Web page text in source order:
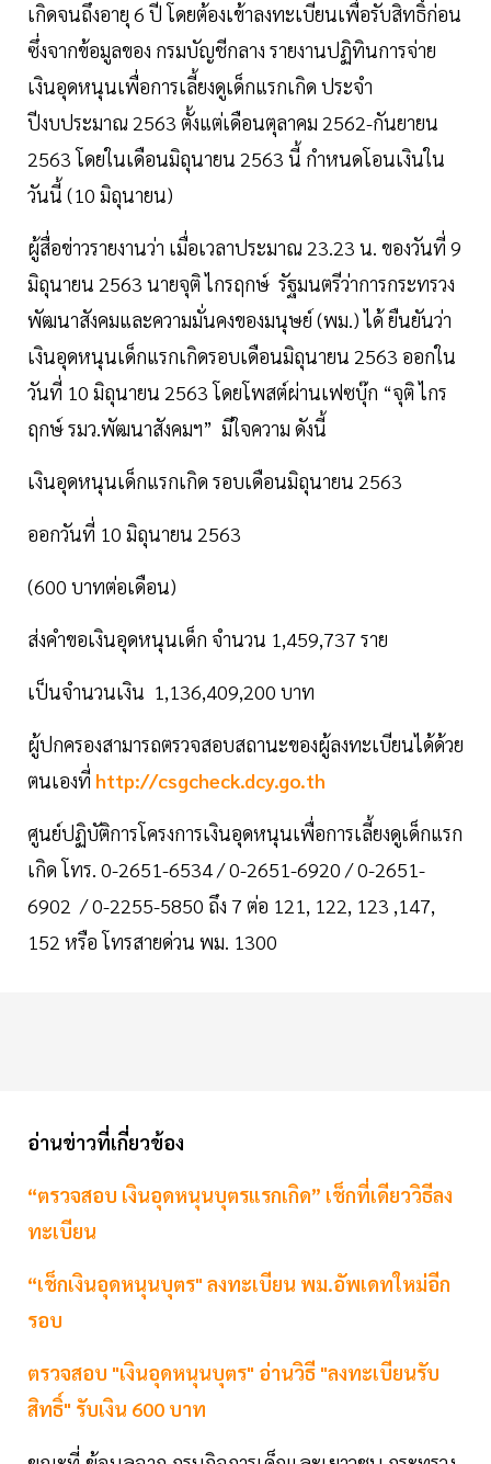
เกิดจนถึงอายุ 6 ปี โดยต้องเข้าลงทะเบียนเพื่อรับสิทธิ์ก่อน
ซึ่งจากข้อมูลของ กรมบัญชีกลาง รายงานปฏิทินการจ่าย
เงินอุดหนุนเพื่อการเลี้ยงดูเด็กแรกเกิด ประจำ
ปีงบประมาณ 2563 ตั้งแต่เดือนตุลาคม 2562-กันยายน
2563 โดยในเดือนมิถุนายน 2563 นี้ กำหนดโอนเงินใน
วันนี้ (10 มิถุนายน)
ผู้สื่อข่าวรายงานว่า เมื่อเวลาประมาณ 23.23 น. ของวันที่ 9
มิถุนายน 2563 นายจุติ ไกรฤกษ์ รัฐมนตรีว่าการกระทรวง
พัฒนาสังคมและความมั่นคงของมนุษย์ (พม.) ได้ ยืนยันว่า
เงินอุดหนุนเด็กแรกเกิดรอบเดือนมิถุนายน 2563 ออกใน
วันที่ 10 มิถุนายน 2563 โดยโพสต์ผ่านเฟซบุ๊ก “จุติ ไกร
ฤกษ์ รมว.พัฒนาสังคมฯ” มีใจความ ดังนี้
เงินอุดหนุนเด็กแรกเกิด รอบเดือนมิถุนายน 2563
ออกวันที่ 10 มิถุนายน 2563
(600 บาทต่อเดือน)
ส่งคำขอเงินอุดหนุนเด็ก จำนวน 1,459,737 ราย
เป็นจำนวนเงิน 1,136,409,200 บาท
ผู้ปกครองสามารถตรวจสอบสถานะของผู้ลงทะเบียนได้ด้วย
ตนเองที่ http://csgcheck.dcy.go.th
ศูนย์ปฏิบัติการโครงการเงินอุดหนุนเพื่อการเลี้ยงดูเด็กแรก
เกิด โทร. 0-2651-6534 / 0-2651-6920 / 0-2651-
6902 / 0-2255-5850 ถึง 7 ต่อ 121, 122, 123 ,147,
152 หรือ โทรสายด่วน พม. 1300
อ่านข่าวที่เกี่ยวข้อง
“ตรวจสอบ เงินอุดหนุนบุตรแรกเกิด” เช็กที่เดียววิธีลง
ทะเบียน
“เช็กเงินอุดหนุนบุตร" ลงทะเบียน พม.อัพเดทใหม่อีก
รอบ
ตรวจสอบ "เงินอุดหนุนบุตร" อ่านวิธี "ลงทะเบียนรับ
สิทธิ์" รับเงิน 600 บาท